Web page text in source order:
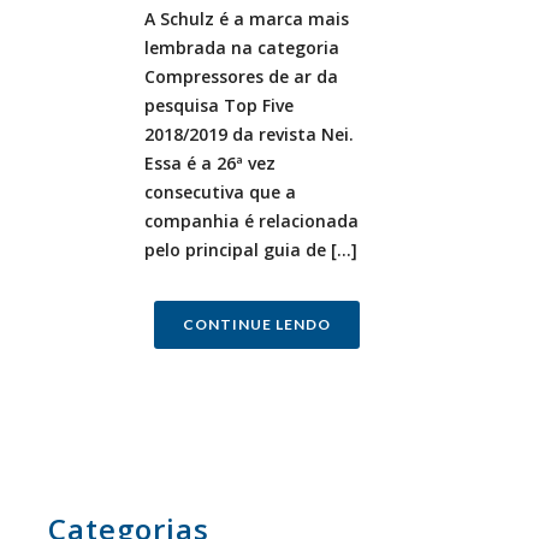
A Schulz é a marca mais
lembrada na categoria
Compressores de ar da
pesquisa Top Five
2018/2019 da revista Nei.
Essa é a 26ª vez
consecutiva que a
companhia é relacionada
pelo principal guia de [...]
CONTINUE LENDO
Categorias